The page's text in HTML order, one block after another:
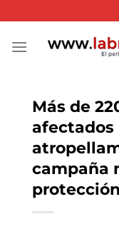
to
content
Más de
afectados
campaña